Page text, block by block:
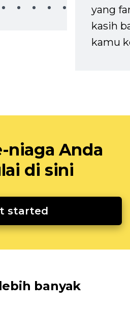
yang
kasih
kamu
niaga Anda
di sini
started
banyak